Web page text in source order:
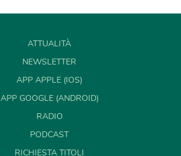
ATTUALITÀ
NEWSLETTER
APP APPLE (IOS)
APP GOOGLE (ANDROID)
RADIO
PODCAST
RICHIESTA TITOLI